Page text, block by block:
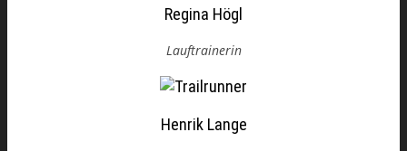
Regina Högl
Lauftrainerin
Henrik Lange